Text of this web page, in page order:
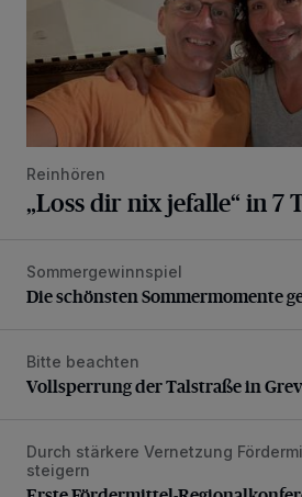
Reinhören
„Loss dir nix jefalle“ in 7
Die schönsten Sommermomente
Sommergewinnspiel
Die schönsten Sommermomente
Vollsperrung der Talstraße in
Bitte beachten
Vollsperrung der Talstraße in
Erste Fördermittel-
Durch stärkere Vernetzung
steigern